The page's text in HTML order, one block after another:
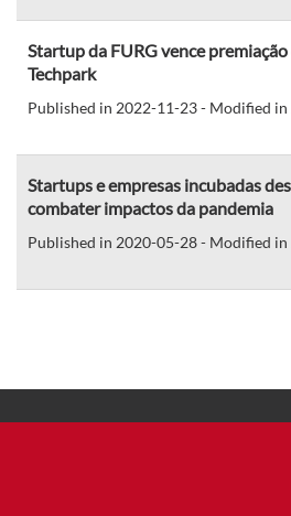
Startup da FURG vence premiação
Techpark
Published in 2022-11-23 - Modified
Startups e empresas incubadas
combater impactos da pandemia
Published in 2020-05-28 - Modified